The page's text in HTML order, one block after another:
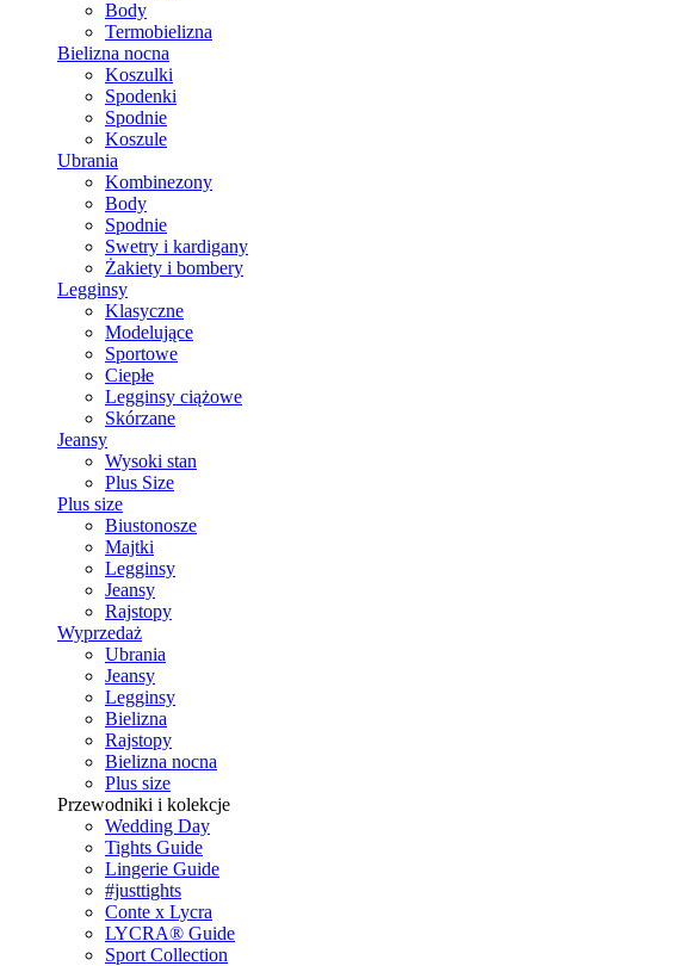
Body
Termobielizna
Bielizna nocna
Koszulki
Spodenki
Spodnie
Koszule
Ubrania
Kombinezony
Body
Spodnie
Swetry i kardigany
Żakiety i bombery
Legginsy
Klasyczne
Modelujące
Sportowe
Ciepłe
Legginsy ciążowe
Skórzane
Jeansy
Wysoki stan
Plus Size
Plus size
Biustonosze
Majtki
Legginsy
Jeansy
Rajstopy
Wyprzedaż
Ubrania
Jeansy
Legginsy
Bielizna
Rajstopy
Bielizna nocna
Plus size
Przewodniki i kolekcje
Wedding Day
Tights Guide
Lingerie Guide
#justtights
Conte x Lycra
LYCRA® Guide
Sport Сollection